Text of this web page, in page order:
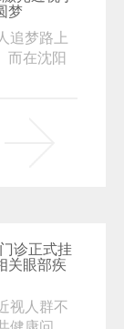
梦
追梦路上
而在沈阳
诊正式挂
关眼部疾
视人群不